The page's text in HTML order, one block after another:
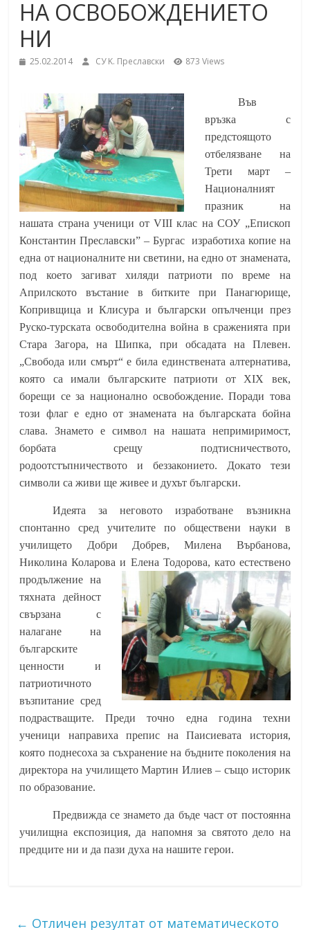
under the Erasmus+ Programme in
Malaga, Spain
School,
Burgas
Средно
училище
"Епископ
Константин
Преславски"
Бургас
НА ОСВОБОЖДЕНИЕТО
НИ
25.02.2014 СУ K. Преславски 873 Views
Във
връзка с
предстоящото
отбелязване на
Трети март –
Националният
празник на
нашата страна ученици от VIIIклас на СОУ „Епископ
Константин Преславски” – Бургас изработиха копие на
една от националните ни светини, на едно от знамената,
под което загиват хиляди патриоти по време на
Априлското въстание в битките при Панагюрище,
Копривщица и Клисура и български опълченци през
Руско-турската освободителна война в сраженията при
Стара Загора, на Шипка, при обсадата на Плевен.
„Свобода или смърт“ е била единствената алтернатива,
която са имали българските патриоти отXIX век,
борещи се за национално освобождение. Поради това
този флаг е едно от знамената на българската бойна
слава. Знамето е символ на нашата непримиримост,
борбата срещу подтисничеството,
родоотстъпничеството и беззаконието. Докато тези
символи са живи ще живее и духът български.
Идеята за неговото изработване възникна
спонтанно сред учителите по обществени науки в
училището Добри Добрев, Милена Върбанова,
Николина Колароваи Елена Тодорова, като естествено
продължение на
тяхната дейност
свързана с
налагане на
българските
ценности и
патриотичното
възпитание сред
подрастващите. Преди точно една година техни
ученици направиха препис на Паисиевата история,
която поднесоха за съхранение на бъдните поколения на
директора на училището Мартин Илиев – също историк
по образование.
Предвижда се знамето да бъде част от постоянна
училищна експозиция, да напомня за святото дело на
предците ни и да пази духа на нашите герои.
← Отличен резултат от математическото